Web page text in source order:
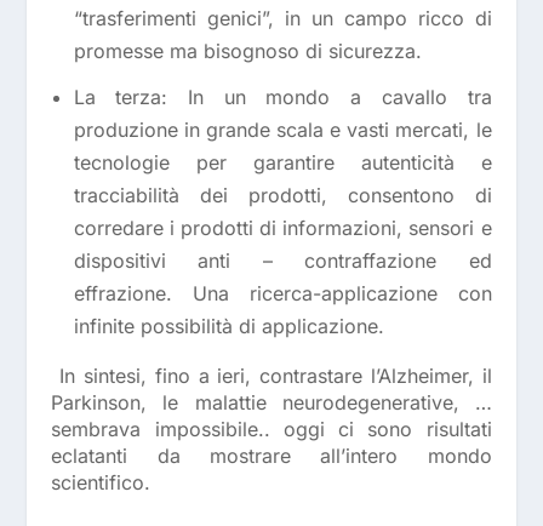
“trasferimenti genici”, in un campo ricco di
promesse ma bisognoso di sicurezza.
La terza: In un mondo a cavallo tra
produzione in grande scala e vasti mercati, le
tecnologie per garantire autenticità e
tracciabilità dei prodotti, consentono di
corredare i prodotti di informazioni, sensori e
dispositivi anti – contraffazione ed
effrazione. Una ricerca-applicazione con
infinite possibilità di applicazione.
In sintesi, fino a ieri, contrastare l’Alzheimer, il
Parkinson, le malattie neurodegenerative, …
sembrava impossibile.. oggi ci sono risultati
eclatanti da mostrare all’intero mondo
scientifico.